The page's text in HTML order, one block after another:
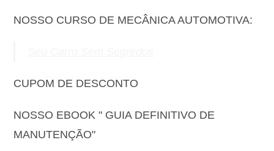
NOSSO CURSO DE MECÂNICA AUTOMOTIVA:
CUPOM DE DESCONTO
NOSSO EBOOK " GUIA DEFINITIVO DE
MANUTENÇÃO"